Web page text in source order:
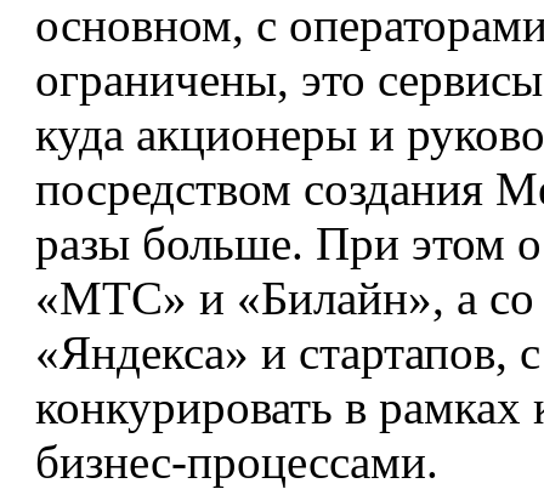
основном, с
ограничены, это
куда акционеры и
посредством создания
разы больше. При этом
«МТС» и «Билайн», а со
«Яндекса» и стартапов,
конкурировать в
бизнес-процессами.